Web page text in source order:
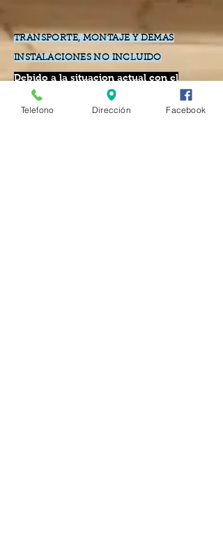
TRANSPORTE, MONTAJE Y DEMAS
INSTALACIONES NO INCLUIDO
Debido a la situacion actual con el
aumento de precios de los transportes,
y materiales en general, se revisara el
Telefono Dirección Facebook